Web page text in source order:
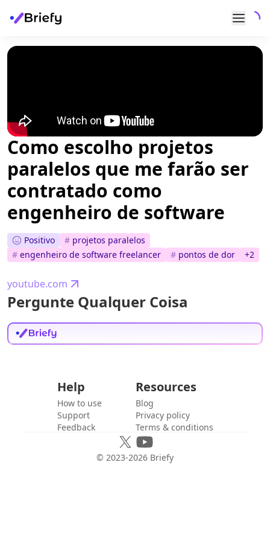
Como escolho projetos
paralelos que me farão ser
contratado como
engenheiro de software
Positivo # projetos paralelos
# engenheiro de software freelancer # pontos de dor +2
youtube.com
Pergunte Qualquer Coisa
Help
How to use
Support
Feedback
Resources
Blog
Privacy policy
Terms & conditions
© 2023-2026 Briefy